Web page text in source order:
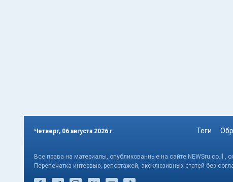
Четверг, 06 августа 2026 г. Теги
Все права на материалы, опубликованные на сайте NEWSru.co.il ,
Перепечатка интервью, репортажей, эксклюзивных статей без